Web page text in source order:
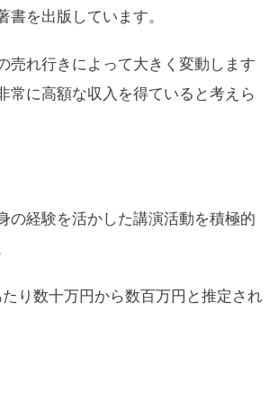
書を出版しています。
売れ行きによって大きく変動します
常に高額な収入を得ていると考えら
の経験を活かした講演活動を積極的
り数十万円から数百万円と推定され